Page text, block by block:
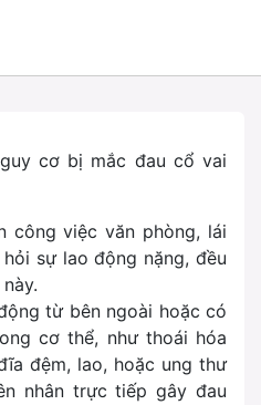
cơ bị mắc đau cổ vai
công việc văn phòng, lái
sự lao động nặng, đều
từ bên ngoài hoặc có
cơ thể, như thoái hóa
đệm, lao, hoặc ung thư
nhân trực tiếp gây đau